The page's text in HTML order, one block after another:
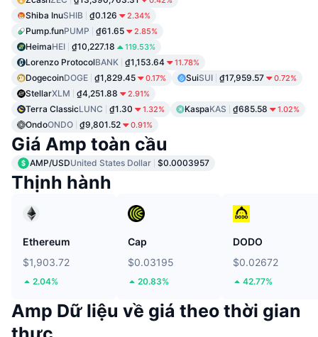
Shiba InuSHIB ₫0.126 2.34%
Pump.funPUMP ₫61.65 2.85%
HeimaHEI ₫10,227.18 119.53%
Lorenzo ProtocolBANK ₫1,153.64 11.78%
DogecoinDOGE ₫1,829.45 0.17% SuiSUI ₫17,959.57 0.72%
StellarXLM ₫4,251.88 2.91%
Terra ClassicLUNC ₫1.30 1.32% KaspaKAS ₫685.58 1.02%
OndoONDO ₫9,801.52 0.91%
Giá Amp toàn cầu
AMP/USDUnited States Dollar $0.0003957
Thịnh hành
Ethereum
$1,903.72
2.04%
Cap
$0.03195
20.83%
DODO
$0.02672
42.77%
Amp Dữ liệu về giá theo thời gian